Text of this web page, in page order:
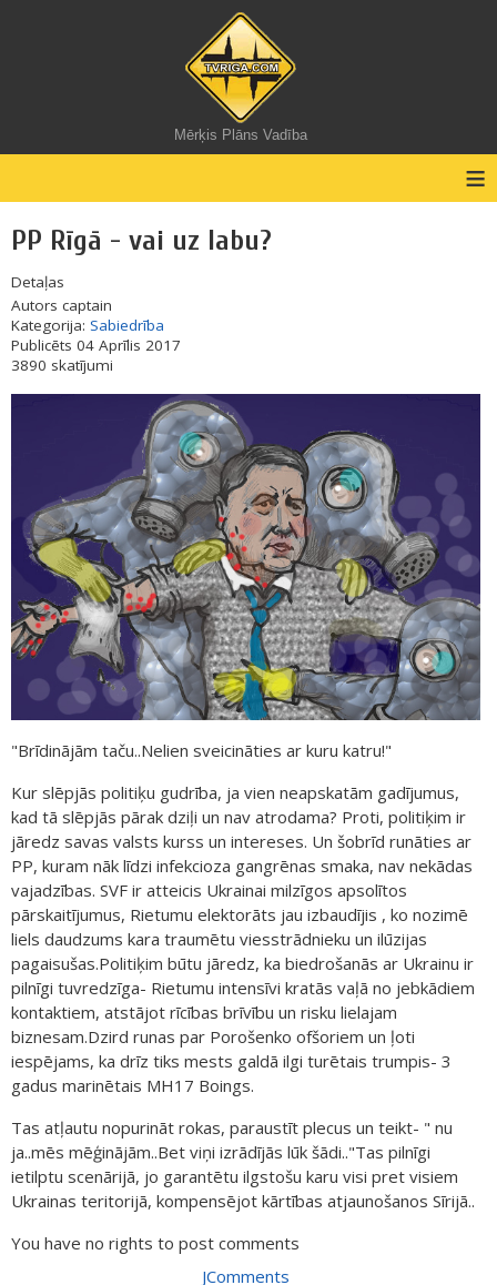
Mērķis Plāns Vadība
≡
PP Rīgā - vai uz labu?
Detaļas
Autors captain
Kategorija: Sabiedrība
Publicēts 04 Aprīlis 2017
3890 skatījumi
"Brīdinājām taču..Nelien sveicināties ar kuru katru!"
Kur slēpjās politiķu gudrība, ja vien neapskatām gadījumus,
kad tā slēpjās pārak dziļi un nav atrodama? Proti, politiķim ir
jāredz savas valsts kurss un intereses. Un šobrīd runāties ar
PP, kuram nāk līdzi infekcioza gangrēnas smaka, nav nekādas
vajadzības. SVF ir atteicis Ukrainai milzīgos apsolītos
pārskaitījumus, Rietumu elektorāts jau izbaudījis , ko nozimē
liels daudzums kara traumētu viesstrādnieku un ilūzijas
pagaisušas.Politiķim būtu jāredz, ka biedrošanās ar Ukrainu ir
pilnīgi tuvredzīga- Rietumu intensīvi kratās vaļā no jebkādiem
kontaktiem, atstājot rīcības brīvību un risku lielajam
biznesam.Dzird runas par Porošenko ofšoriem un ļoti
iespējams, ka drīz tiks mests galdā ilgi turētais trumpis- 3
gadus marinētais MH17 Boings.
Tas atļautu nopurināt rokas, paraustīt plecus un teikt- " nu
ja..mēs mēģinājām..Bet viņi izrādījās lūk šādi.."Tas pilnīgi
ietilptu scenārijā, jo garantētu ilgstošu karu visi pret visiem
Ukrainas teritorijā, kompensējot kārtības atjaunošanos Sīrijā..
You have no rights to post comments
JComments